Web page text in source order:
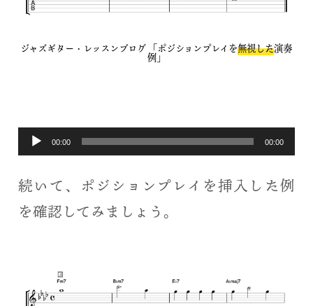
ジャズギター・レッスンブログ 「ポジションプレイを無視した演奏
例」
音
プ
レ
ー
00:00 00:00
続いて、ポジションプレイを挿入した例
を確認してみましょう。